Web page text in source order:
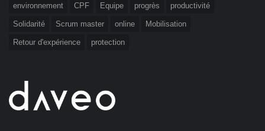
environnement CPF Equipe progrès productivité
Solidarité Scrum master online Mobilisation
Retour d'expérience protection